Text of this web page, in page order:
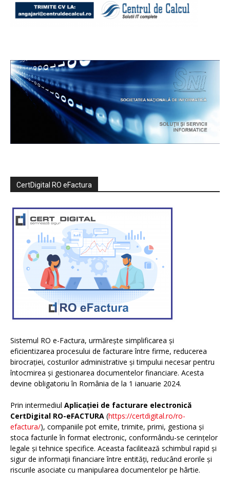
CertDigital RO eFactura
Sistemul RO e-Factura, urmărește simplificarea și
eficientizarea procesului de facturare între firme, reducerea
birocrației, costurilor administrative și timpului necesar pentru
întocmirea și gestionarea documentelor financiare. Acesta
devine obligatoriu în România de la 1 ianuarie 2024.
Prin intermediul Aplicației de facturare electronică
CertDigital RO-eFACTURA (https://certdigital.ro/ro-
efactura/), companiile pot emite, trimite, primi, gestiona și
stoca facturile în format electronic, conformându-se cerințelor
legale și tehnice specifice. Aceasta facilitează schimbul rapid și
sigur de informații financiare între entități, reducând erorile și
riscurile asociate cu manipularea documentelor pe hârtie.